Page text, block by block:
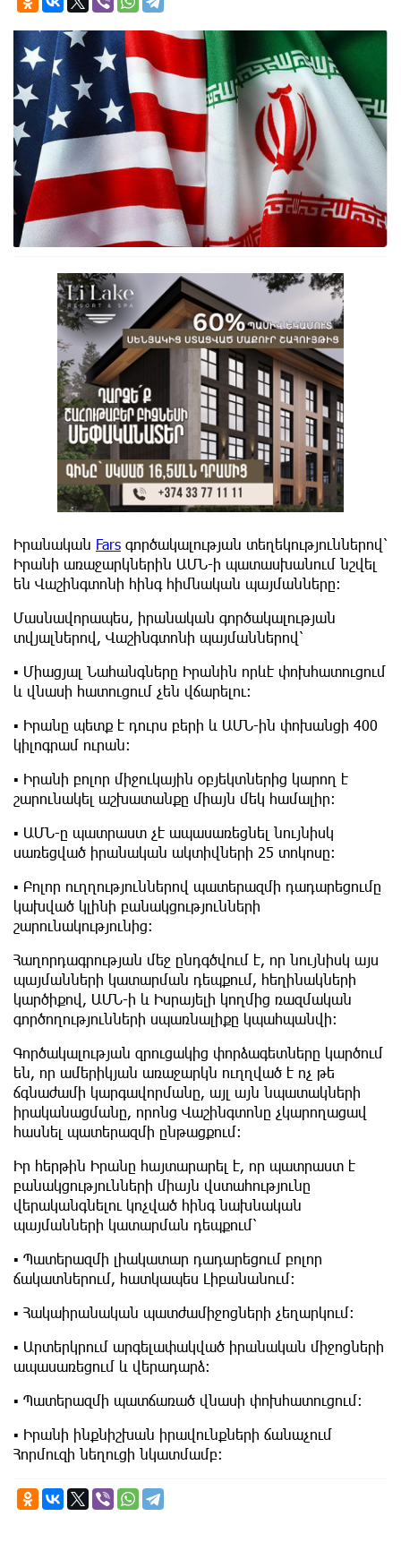
Իրանական Fars գործակալության տեղեկություններով՝
Իրանի առաջարկներին ԱՄՆ-ի պատասխանում նշվել
են Վաշինգտոնի հինգ հիմնական պայմանները։
Մասնավորապես, իրանական գործակալության
տվյալներով, Վաշինգտոնի պայմաններով՝
▪️ Միացյալ Նահանգները Իրանին որևէ փոխհատուցում
և վնասի հատուցում չեն վճարելու։
▪️ Իրանը պետք է դուրս բերի և ԱՄՆ-ին փոխանցի 400
կիլոգրամ ուրան։
▪️ Իրանի բոլոր միջուկային օբյեկտներից կարող է
շարունակել աշխատանքը միայն մեկ համալիր։
▪️ ԱՄՆ-ը պատրաստ չէ ապասառեցնել նույնիսկ
սառեցված իրանական ակտիվների 25 տոկոսը։
▪️ Բոլոր ուղղություններով պատերազմի դադարեցումը
կախված կլինի բանակցությունների
շարունակությունից։
Հաղորդագրության մեջ ընդգծվում է, որ նույնիսկ այս
պայմանների կատարման դեպքում, հեղինակների
կարծիքով, ԱՄՆ-ի և Իսրայելի կողմից ռազմական
գործողությունների սպառնալիքը կպահպանվի։
Գործակալության զրուցակից փորձագետները կարծում
են, որ ամերիկյան առաջարկն ուղղված է ոչ թե
ճգնաժամի կարգավորմանը, այլ այն նպատակների
իրականացմանը, որոնց Վաշինգտոնը չկարողացավ
հասնել պատերազմի ընթացքում։
Իր հերթին Իրանը հայտարարել է, որ պատրաստ է
բանակցությունների միայն վստահությունը
վերականգնելու կոչված հինգ նախնական
պայմանների կատարման դեպքում՝
▪️ Պատերազմի լիակատար դադարեցում բոլոր
ճակատներում, հատկապես Լիբանանում։
▪️ Հակաիրանական պատժամիջոցների չեղարկում։
▪️ Արտերկրում արգելափակված իրանական միջոցների
ապասառեցում և վերադարձ։
▪️ Պատերազմի պատճառած վնասի փոխհատուցում։
▪️ Իրանի ինքնիշխան իրավունքների ճանաչում
Հորմուզի նեղուցի նկատմամբ։